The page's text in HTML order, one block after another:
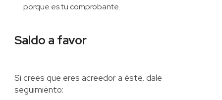
porque es tu comprobante.
Saldo a favor
Si crees que eres acreedor a éste, dale
seguimiento: